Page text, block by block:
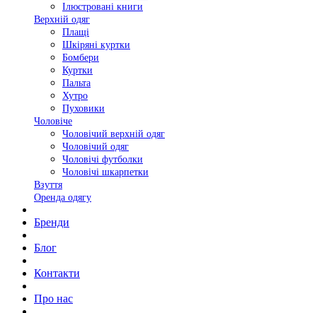
Ілюстровані книги
Верхній одяг
Плащі
Шкіряні куртки
Бомбери
Куртки
Пальта
Хутро
Пуховики
Чоловіче
Чоловічий верхній одяг
Чоловічий одяг
Чоловічі футболки
Чоловічі шкарпетки
Взуття
Оренда одягу
Бренди
Блог
Контакти
Про нас